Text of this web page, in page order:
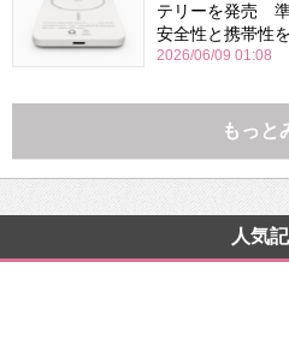
テリーを発売
安全性と携帯性
2026/06/09 01:08
もっと
人気